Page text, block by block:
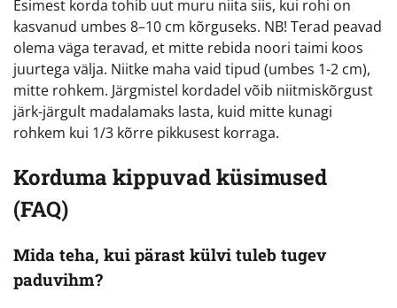
Esimest korda tohib uut muru niita siis, kui rohi on
kasvanud umbes 8–10 cm kõrguseks. NB! Terad peavad
olema väga teravad, et mitte rebida noori taimi koos
juurtega välja. Niitke maha vaid tipud (umbes 1-2 cm),
mitte rohkem. Järgmistel kordadel võib niitmiskõrgust
järk-järgult madalamaks lasta, kuid mitte kunagi
rohkem kui 1/3 kõrre pikkusest korraga.
Korduma kippuvad küsimused
(FAQ)
Mida teha, kui pärast külvi tuleb tugev
paduvihm?